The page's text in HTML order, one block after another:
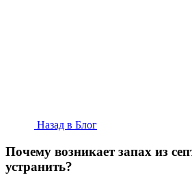
Назад в Блог
Почему возникает запах из
устранить?